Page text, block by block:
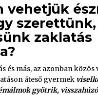
vehetjük
zaklatás
és más, az azonban közös
áteső gyermek
gyötrik,